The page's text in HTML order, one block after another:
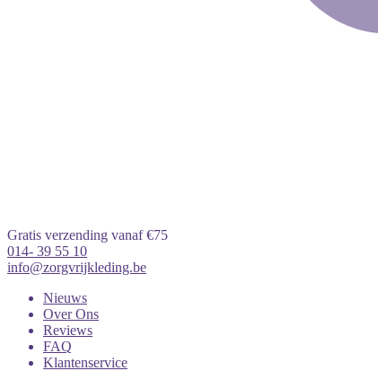
Gratis verzending vanaf €75
014- 39 55 10
info@zorgvrijkleding.be
Nieuws
Over Ons
Reviews
FAQ
Klantenservice